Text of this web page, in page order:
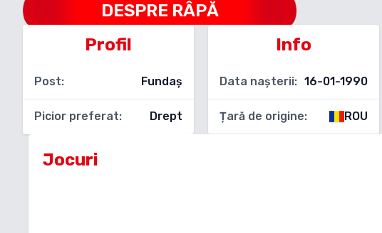
DESPRE RÂPĂ
Profil
Post: Fundaș
Picior preferat: Drept
Info
Data nașterii: 16-01-1990
Țară de origine: ROU
Jocuri